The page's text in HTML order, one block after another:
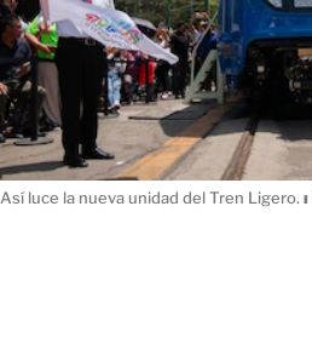
Así luce la nueva unidad del Tren Ligero. ı